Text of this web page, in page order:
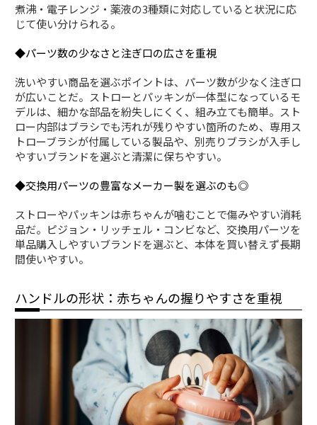
煮沸・電子レンジ・薬液の3種類に対応していると状況に応
じて使い分けられる。
◆パーツ数の少なさと注ぎ口の広さを重視
洗いやすい商品を選ぶポイントは、パーツ数が少なく注ぎ口
が広いことだ。ストローとパッキンが一体型になっているモ
デルは、細かな部品を紛失しにくく、組み立ても簡単。スト
ロー内部はブラシでも汚れが残りやすい箇所のため、専用ス
トローブラシが付属している製品や、別売りブラシが入手し
やすいブランドを選ぶと清潔に保ちやすい。
◆交換用パーツの豊富なメーカー製を選ぶのも◎
ストローやパッキンは赤ちゃんが噛むことで傷みやすい消耗
品だ。ピジョン・リッチェル・コンビなど、交換用パーツを
単品購入しやすいブランドを選ぶと、本体を買い替えず長期
間使いやすい。
ハンドルの形状：赤ちゃんの握りやすさを重視